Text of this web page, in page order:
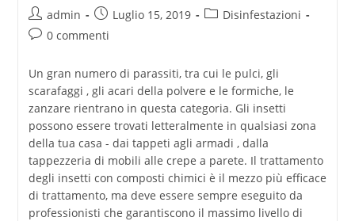
admin Luglio 15, 2019
Disinfestazioni
0 commenti
Un gran numero di parassiti, tra cui le pulci, gli
scarafaggi , gli acari della polvere e le formiche, le
zanzare rientrano in questa categoria. Gli insetti
possono essere trovati letteralmente in qualsiasi zona
della tua casa - dai tappeti agli armadi , dalla
tappezzeria di mobili alle crepe a parete. Il trattamento
degli insetti con composti chimici è il mezzo più efficace
di trattamento, ma deve essere sempre eseguito da
professionisti che garantiscono il massimo livello di